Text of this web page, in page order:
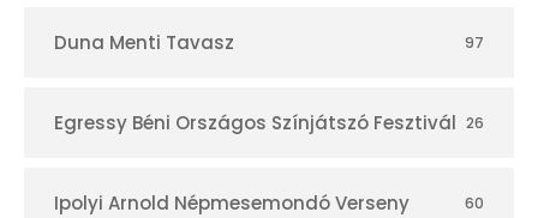
Duna Menti Tavasz 97
Egressy Béni Országos Színjátszó Fesztivál 26
Ipolyi Arnold Népmesemondó Verseny 60